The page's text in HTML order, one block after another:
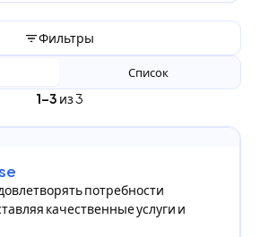
Фильтры
1–3 из 3
Список
потребности
качественные услуги и